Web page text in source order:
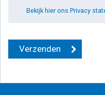
Bekijk hier ons Privacy